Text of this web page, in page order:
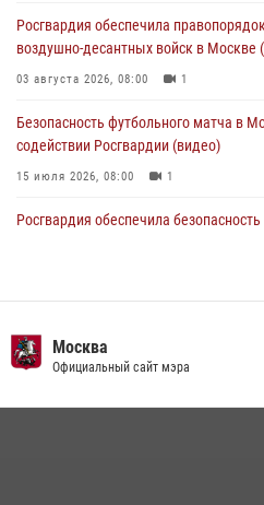
04 августа 2026, 18:16 5
Росгвардия обеспечила
воздушно-десантных войск в Москве
03 августа 2026, 08:00 1
Безопасность футбольного матча в
содействии Росгвардии (видео)
15 июля 2026, 08:00 1
Росгвардия обеспечила
чемпионат по самбо (виео)
15 июля 2026, 14:00 8
Москва
Официальный сайт мэра